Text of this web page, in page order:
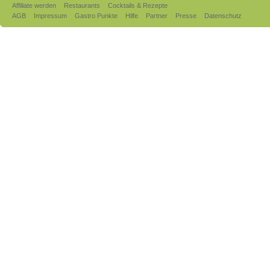
Affiliate werden Restaurants
Cocktails & Rezepte
AGB
Impressum Gastro Punkte Hilfe Partner Presse Datenschutz